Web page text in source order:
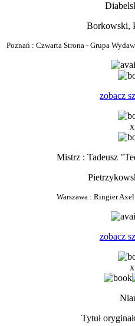
Borkowski,
Poznań : Czwarta Strona - Grupa
zobacz
x
Mistrz : Tadeusz
Warszawa : Ringier
zobacz
x
Tytuł